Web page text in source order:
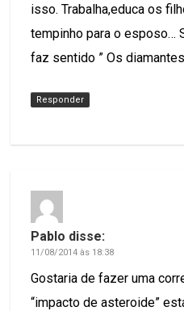
isso. Trabalha,educa os
tempinho para o esposo…
faz sentido ” Os
Responder
Pablo disse:
11/08/2014 às 18:38
Gostaria de fazer uma
“impacto de asteroide”